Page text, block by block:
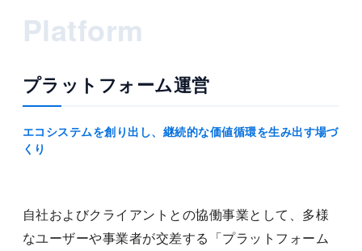
Platform
プラットフォーム運営
エコシステムを創り出し、継続的な価値循環を生み出す場づ
くり
自社およびクライアントとの協働事業として、多様
なユーザーや事業者が交差する「プラットフォーム